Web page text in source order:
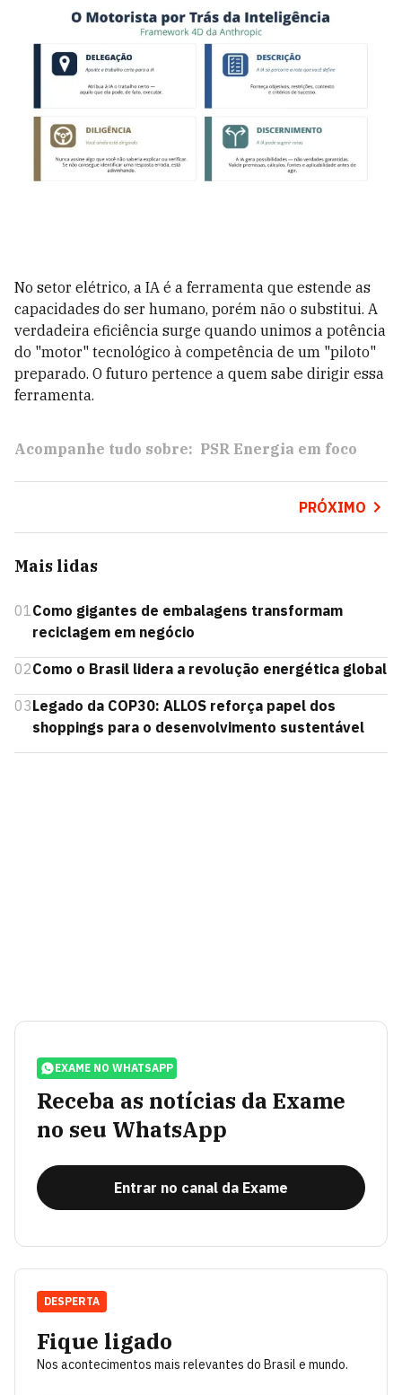
No setor elétrico, a IA é a ferramenta que estende as
capacidades do ser humano, porém não o substitui. A
verdadeira eficiência surge quando unimos a potência
do "motor" tecnológico à competência de um "piloto"
preparado. O futuro pertence a quem sabe dirigir essa
ferramenta.
Acompanhe tudo sobre: PSR Energia em foco
PRÓXIMO
Mais lidas
01Como gigantes de embalagens transformam
reciclagem em negócio
02Como o Brasil lidera a revolução energética global
03Legado da COP30: ALLOS reforça papel dos
shoppings para o desenvolvimento sustentável
EXAME NO WHATSAPP
Receba as notícias da Exame
no seu WhatsApp
Entrar no canal da Exame
Fique ligado
Nos acontecimentos mais relevantes do Brasil e mundo.
DESPERTA